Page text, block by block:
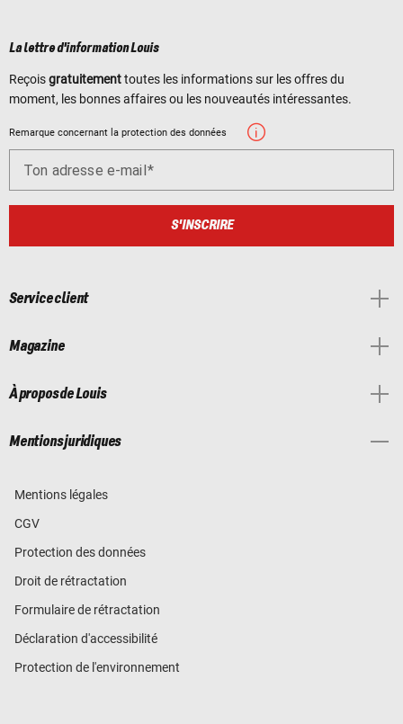
La lettre d'information Louis
Reçoisgratuitementtoutes les informations sur les offres du
moment, les bonnes affaires ou les nouveautés intéressantes.
Remarque concernant la protection des données
Ton adresse e-mail
S'INSCRIRE
Service client
Magazine
À propos de Louis
Mentions juridiques
Mentions légales
CGV
Protection des données
Droit de rétractation
Formulaire de rétractation
Déclaration d'accessibilité
Protection de l'environnement